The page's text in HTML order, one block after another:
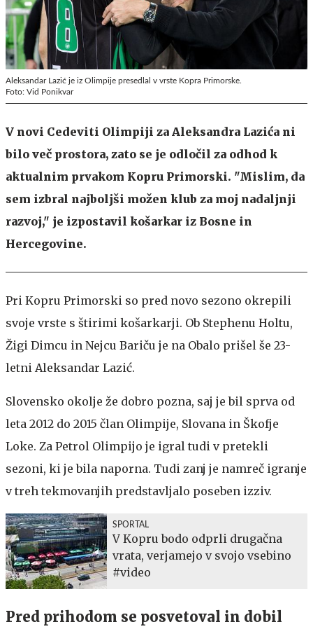
Aleksandar Lazić je iz Olimpije presedlal v vrste Kopra Primorske.
Foto: Vid Ponikvar
V novi Cedeviti Olimpiji za Aleksandra Lazića ni
bilo več prostora, zato se je odločil za odhod k
aktualnim prvakom Kopru Primorski. "Mislim, da
sem izbral najboljši možen klub za moj nadaljnji
razvoj," je izpostavil košarkar iz Bosne in
Hercegovine.
Pri Kopru Primorski so pred novo sezono okrepili
svoje vrste s štirimi košarkarji. Ob Stephenu Holtu,
Žigi Dimcu in Nejcu Bariču je na Obalo prišel še 23-
letni Aleksandar Lazić.
Slovensko okolje že dobro pozna, saj je bil sprva od
leta 2012 do 2015 član Olimpije, Slovana in Škofje
Loke. Za Petrol Olimpijo je igral tudi v pretekli
sezoni, ki je bila naporna. Tudi zanj je namreč igranje
v treh tekmovanjih predstavljalo poseben izziv.
SPORTAL
V Kopru bodo odprli drugačna
vrata, verjamejo v svojo vsebino
#video
Pred prihodom se posvetoval in dobil